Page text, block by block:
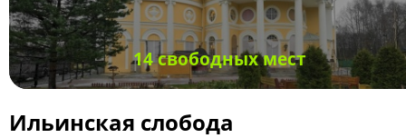
14 свободных мест
Ильинская слобода